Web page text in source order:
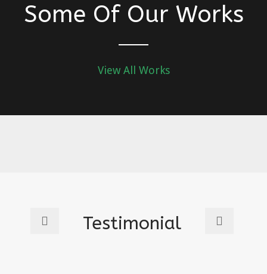
Some Of Our Works
View All Works
Testimonial